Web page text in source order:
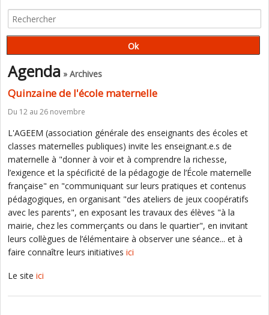
Agenda » Archives
Quinzaine de l'école maternelle
Du 12 au 26 novembre
L'AGEEM (association générale des enseignants des écoles et
classes maternelles publiques) invite les enseignant.e.s de
maternelle à "donner à voir et à comprendre la richesse,
l’exigence et la spécificité de la pédagogie de l’École maternelle
française" en "communiquant sur leurs pratiques et contenus
pédagogiques, en organisant "des ateliers de jeux coopératifs
avec les parents", en exposant les travaux des élèves "à la
mairie, chez les commerçants ou dans le quartier", en invitant
leurs collègues de l’élémentaire à observer une séance... et à
faire connaître leurs initiatives ici
Le site ici